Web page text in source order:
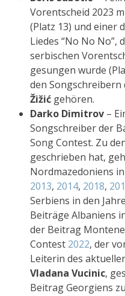
Vorentscheid 2023
(Platz 13) und einer
Liedes “No No No”,
serbischen
gesungen wurde
den Songschreibern
Žižić gehören.
Darko Dimitrov –
Songschreiber der
Song Contest. Zu
geschrieben hat,
Nordmazedoniens
2013, 2014, 2018,
Serbiens in den
Beiträge Albaniens
der Beitrag
Contest 2022, der
Leiterin des
Vladana Vucinic,
Beitrag Georgiens